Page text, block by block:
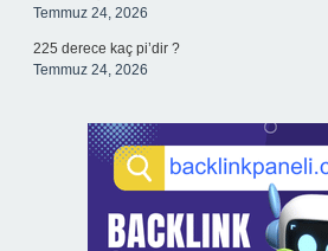
Temmuz 24, 2026
225 derece kaç pi’dir ?
Temmuz 24, 2026